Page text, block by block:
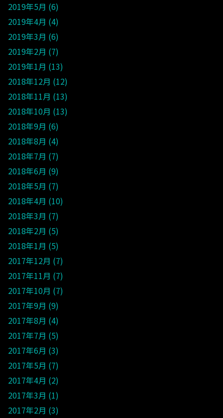
2019年5月 6
2019年4月 4
2019年3月 6
2019年2月 7
2019年1月 13
2018年12月 12
2018年11月 13
2018年10月 13
2018年9月 6
2018年8月 4
2018年7月 7
2018年6月 9
2018年5月 7
2018年4月 10
2018年3月 7
2018年2月 5
2018年1月 5
2017年12月 7
2017年11月 7
2017年10月 7
2017年9月 9
2017年8月 4
2017年7月 5
2017年6月 3
2017年5月 7
2017年4月 2
2017年3月 1
2017年2月 3